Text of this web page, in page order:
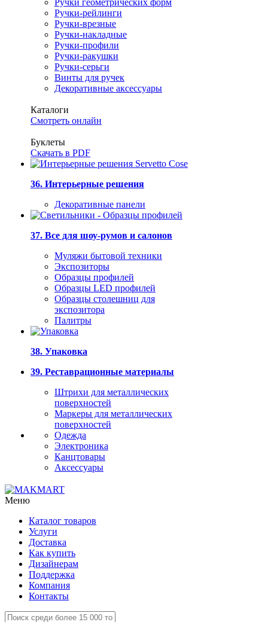
Ручки геометрических форм
Ручки-рейлинги
Ручки-врезные
Ручки-накладные
Ручки-профили
Ручки-ракушки
Ручки-серьги
Винты для ручек
Декоративные аксессуары
Каталоги
Смотреть онлайн
Буклеты
Скачать в PDF
36. Интерьерные решения
Декоративные панели
37. Все для шоу-румов и салонов
Муляжи бытовой техники
Экспозиторы
Образцы профилей
Образцы LED профилей
Образцы столешниц для
экспозитора
Палитры
38. Упаковка
39. Реставрационные материалы
Штрихи для металлических
поверхностей
Маркеры для металлических
поверхностей
Одежда
Электроника
Канцтовары
Аксессуары
Меню
Каталог товаров
Услуги
Доставка
Как купить
Дизайнерам
Поддержка
Компания
Контакты